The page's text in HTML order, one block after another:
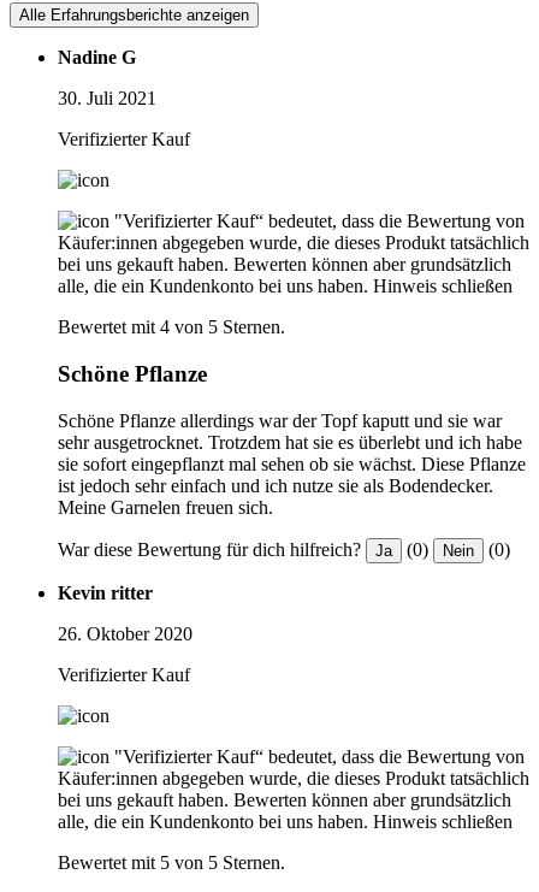
Alle Erfahrungsberichte anzeigen
Nadine G
30. Juli 2021
Verifizierter Kauf
"Verifizierter Kauf“ bedeutet, dass die Bewertung von
Käufer:innen abgegeben wurde, die dieses Produkt tatsächlich
bei uns gekauft haben. Bewerten können aber grundsätzlich
alle, die ein Kundenkonto bei uns haben. Hinweis schließen
Bewertet mit 4 von 5 Sternen.
Schöne Pflanze
Schöne Pflanze allerdings war der Topf kaputt und sie war
sehr ausgetrocknet. Trotzdem hat sie es überlebt und ich habe
sie sofort eingepflanzt mal sehen ob sie wächst. Diese Pflanze
ist jedoch sehr einfach und ich nutze sie als Bodendecker.
Meine Garnelen freuen sich.
War diese Bewertung für dich hilfreich? Ja (0) Nein (0)
Kevin ritter
26. Oktober 2020
Verifizierter Kauf
"Verifizierter Kauf“ bedeutet, dass die Bewertung von
Käufer:innen abgegeben wurde, die dieses Produkt tatsächlich
bei uns gekauft haben. Bewerten können aber grundsätzlich
alle, die ein Kundenkonto bei uns haben. Hinweis schließen
Bewertet mit 5 von 5 Sternen.